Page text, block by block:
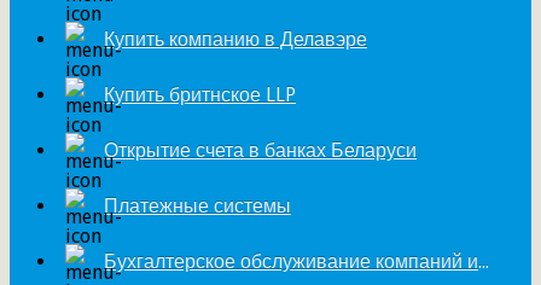
Купить компанию в Делавэре
Купить бритнское LLP
Открытие счета в банках Беларуси
Платежные системы
Бухгалтерское обслуживание компаний из Великобритании